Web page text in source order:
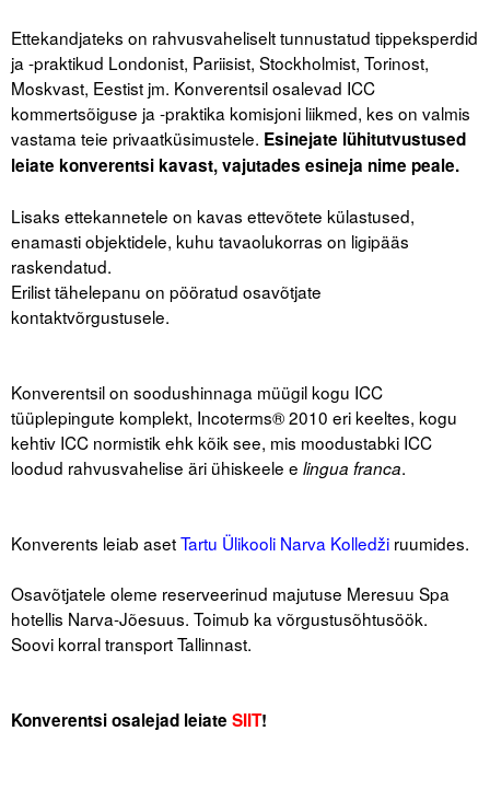
Ettekandjateks on rahvusvaheliselt tunnustatud tippeksperdid
ja -praktikud Londonist, Pariisist, Stockholmist, Torinost,
Moskvast, Eestist jm. Konverentsil osalevad ICC
kommertsõiguse ja -praktika komisjoni liikmed, kes on valmis
vastama teie privaatküsimustele. Esinejate lühitutvustused
leiate konverentsi kavast, vajutades esineja nime peale.
Lisaks ettekannetele on kavas ettevõtete külastused,
enamasti objektidele, kuhu tavaolukorras on ligipääs
raskendatud.
Erilist tähelepanu on pööratud osavõtjate
kontaktvõrgustusele.
Konverentsil on soodushinnaga müügil kogu ICC
tüüplepingute komplekt, Incoterms® 2010 eri keeltes, kogu
kehtiv ICC normistik ehk kõik see, mis moodustabki ICC
loodud rahvusvahelise äri ühiskeele e lingua franca.
Konverents leiab asetTartu Ülikooli Narva Kolledži ruumides.
Osavõtjatele oleme reserveerinud majutuse Meresuu Spa
hotellis Narva-Jõesuus. Toimub ka võrgustusõhtusöök.
Soovi korral transport Tallinnast.
Konverentsi osalejad leiate SIIT!